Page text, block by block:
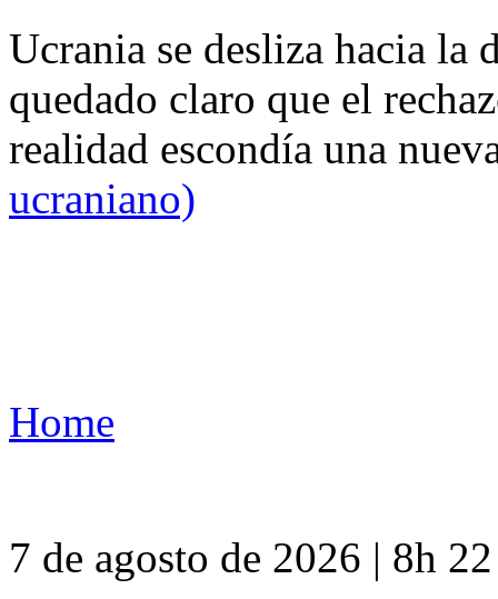
Ucrania se desliza hacia
quedado claro que el
realidad escondía una
ucraniano)
Home
7 de agosto de 2026 | 8h